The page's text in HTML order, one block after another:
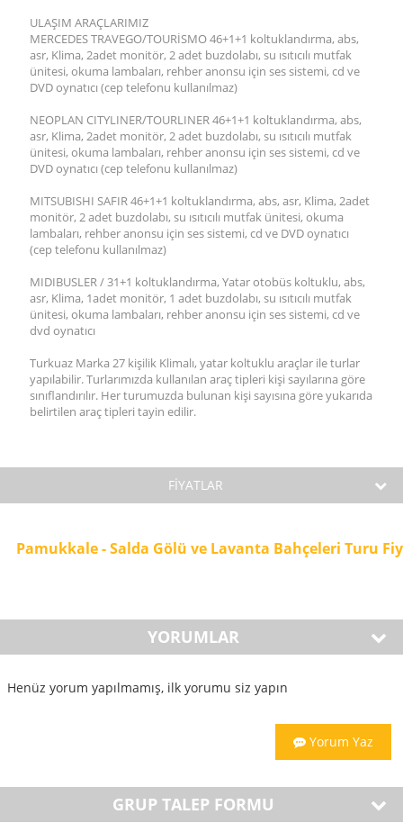
ULAŞIM ARAÇLARIMIZ
MERCEDES TRAVEGO/TOURİSMO 46+1+1 koltuklandırma, abs,
asr, Klima, 2adet monitör, 2 adet buzdolabı, su ısıtıcılı mutfak
ünitesi, okuma lambaları, rehber anonsu için ses sistemi, cd ve
DVD oynatıcı (cep telefonu kullanılmaz)
NEOPLAN CITYLINER/TOURLINER 46+1+1 koltuklandırma, abs,
asr, Klima, 2adet monitör, 2 adet buzdolabı, su ısıtıcılı mutfak
ünitesi, okuma lambaları, rehber anonsu için ses sistemi, cd ve
DVD oynatıcı (cep telefonu kullanılmaz)
MITSUBISHI SAFIR 46+1+1 koltuklandırma, abs, asr, Klima, 2adet
monitör, 2 adet buzdolabı, su ısıtıcılı mutfak ünitesi, okuma
lambaları, rehber anonsu için ses sistemi, cd ve DVD oynatıcı
(cep telefonu kullanılmaz)
MIDIBUSLER / 31+1 koltuklandırma, Yatar otobüs koltuklu, abs,
asr, Klima, 1adet monitör, 1 adet buzdolabı, su ısıtıcılı mutfak
ünitesi, okuma lambaları, rehber anonsu için ses sistemi, cd ve
dvd oynatıcı
Turkuaz Marka 27 kişilik Klimalı, yatar koltuklu araçlar ile turlar
yapılabilir. Turlarımızda kullanılan araç tipleri kişi sayılarına göre
sınıflandırılır. Her turumuzda bulunan kişi sayısına göre yukarıda
belirtilen araç tipleri tayin edilir.
FİYATLAR
Pamukkale - Salda Gölü ve Lavanta Bahçeleri Turu
YORUMLAR
Henüz yorum yapılmamış, ilk yorumu siz yapın
Yorum Yaz
GRUP TALEP FORMU